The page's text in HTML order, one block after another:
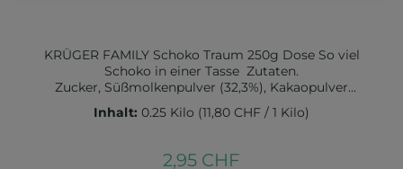
KRÜGER FAMILY Schoko Traum 250g Dose So viel
Schoko in einer Tasse Zutaten.
Zucker, Süßmolkenpulver (32,3%), Kakaopulver
(25,5%), Magermilchpulver (6%), Salz. Allergene:
Milch (inkl. Lactose) und daraus hergestellte
Inhalt: 0.25 Kilo (11,80 CHF / 1 Kilo)
Regulärer Preis:
2,95 CHF